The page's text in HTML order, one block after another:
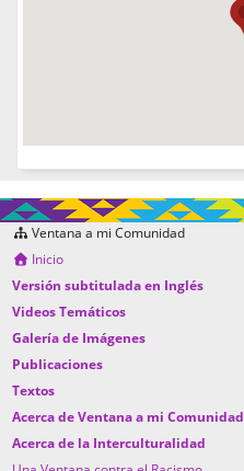
Ventana a mi Comunidad
Inicio
Versión subtitulada en Inglés
Videos Temáticos
Galería de Imágenes
Publicaciones
Textos
Acerca de Ventana a mi Comunidad
Acerca de la Interculturalidad